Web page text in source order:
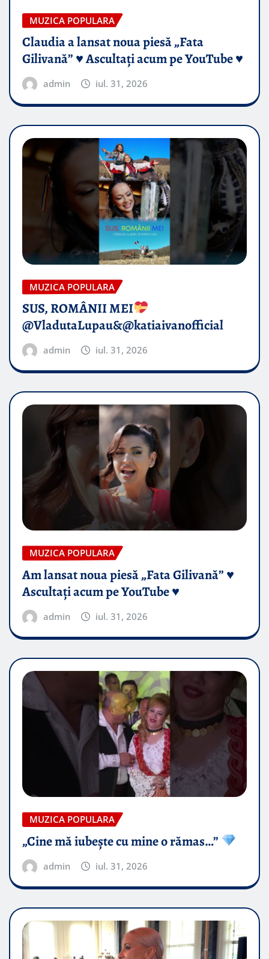
MUZICA POPULARA
Claudia a lansat noua piesă „Fata
Gilivană” ♥️ Ascultați acum pe YouTube ♥️
admin iul. 31, 2026
MUZICA POPULARA
SUS, ROMÂNII MEI
@VladutaLupau&@katiaivanofficial
admin iul. 31, 2026
MUZICA POPULARA
Am lansat noua piesă „Fata Gilivană” ♥️
Ascultați acum pe YouTube ♥️
admin iul. 31, 2026
MUZICA POPULARA
„Cine mă iubește cu mine o rămas…”
admin iul. 31, 2026